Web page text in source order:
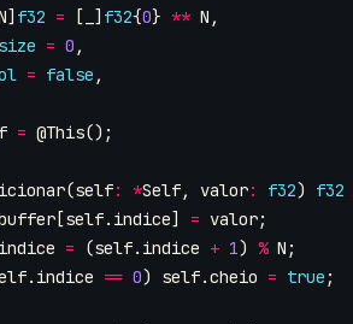
] f32 = [ ] f32{0} ** N ,
= 0 ,
= false ,
= @This();
(self: *Self, valor: f32)
f32
[self. indice] = valor;
indice = (self. indice + 1) % N ;
. indice == 0) self.cheio = true ;